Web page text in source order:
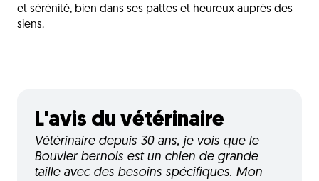
et sérénité, bien dans ses pattes et heureux auprès des
siens.
L'avis du vétérinaire
Vétérinaire depuis 30 ans, je vois que le
Bouvier bernois est un chien de grande
taille avec des besoins spécifiques. Mon